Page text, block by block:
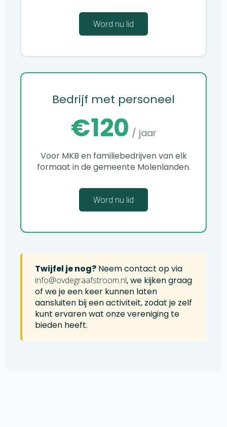
Word nu lid
Bedrijf met personeel
€120 / jaar
Voor MKB en familiebedrijven van elk
formaat in de gemeente Molenlanden.
Word nu lid
Twijfel je nog? Neem contact op via
ofni@ovdegraafstroom.nl, we kijken graag
of we je een keer kunnen laten
aansluiten bij een activiteit, zodat je zelf
kunt ervaren wat onze vereniging te
bieden heeft.